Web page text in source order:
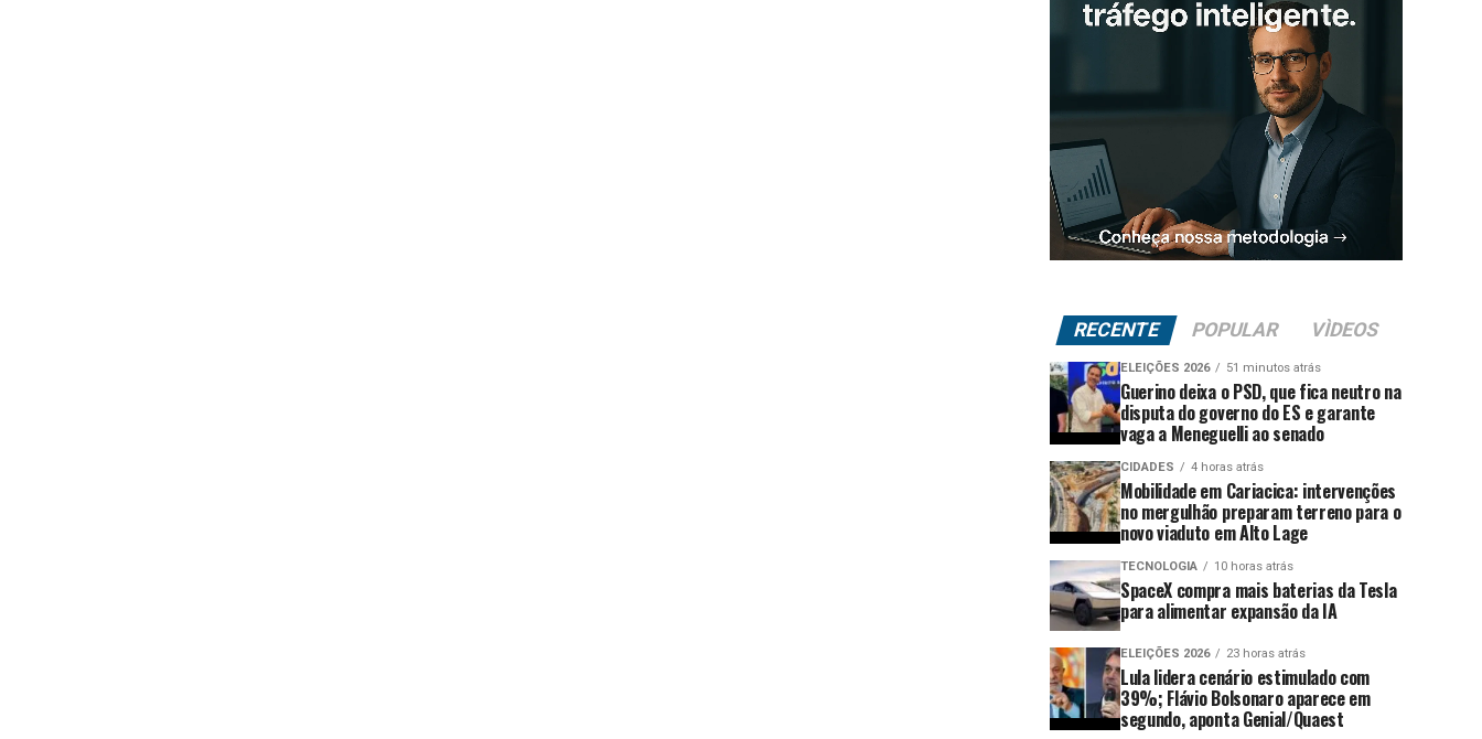
RECENTE POPULAR VÌDEOS
ELEIÇÕES 2026 51 minutos atrás
Guerino deixa o PSD, que fica neutro na
disputa do governo do ES e garante
vaga a Meneguelli ao senado
CIDADES 4 horas atrás
Mobilidade em Cariacica: intervenções
no mergulhão preparam terreno para o
novo viaduto em Alto Lage
TECNOLOGIA 10 horas atrás
SpaceX compra mais baterias da Tesla
para alimentar expansão da IA
ELEIÇÕES 2026 23 horas atrás
Lula lidera cenário estimulado com
39%; Flávio Bolsonaro aparece em
segundo, aponta Genial/Quaest